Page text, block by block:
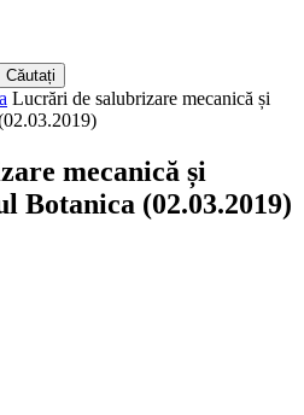
Lucrări de salubrizare mecanică și
mecanică și
Botanica (02.03.2019)